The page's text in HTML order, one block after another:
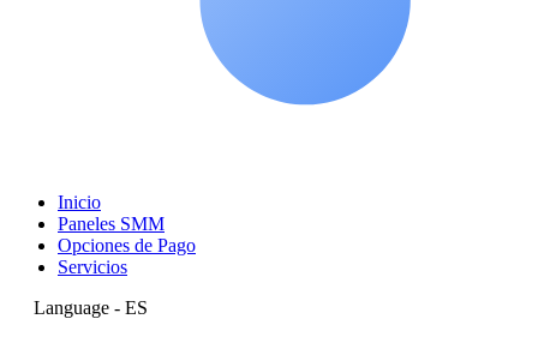
Inicio
Paneles SMM
Opciones de Pago
Servicios
Language - ES